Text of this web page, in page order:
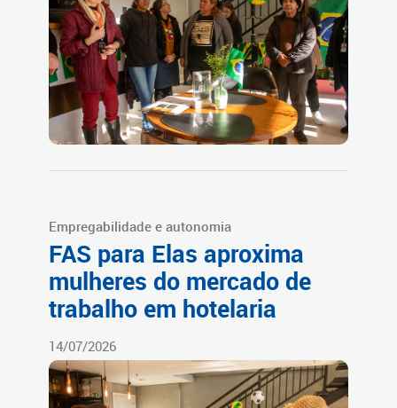
Empregabilidade e autonomia
FAS para Elas aproxima
mulheres do mercado de
trabalho em hotelaria
14/07/2026